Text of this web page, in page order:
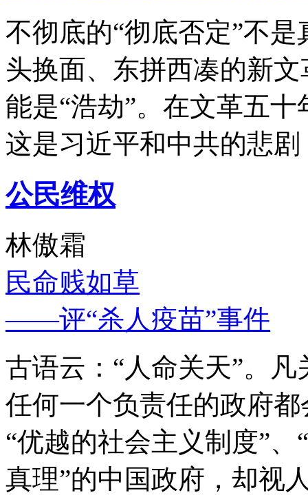
不彻底的“彻底否定”不
头换面、东拼西凑的新
能是“浩劫”。在文革五
这是习近平和中共的悲
公民维权
林傲霜
民命贱如草
——评“杀人疫苗”事件
古语云：“人命关天”。
任何一个负责任的政府
“优越的社会主义制度”
真理”的中国政府，却视